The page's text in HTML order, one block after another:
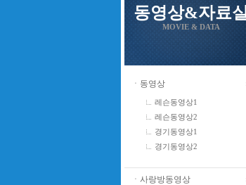
동영상&자료실
MOVIE & DATA
ㆍ동영상
레슨동영상1
레슨동영상2
경기동영상1
경기동영상2
ㆍ사랑방동영상